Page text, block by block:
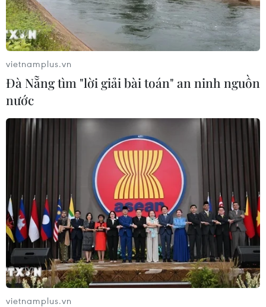
Mỹ áp thuế 15% đối với nguyên liệu
quan trọng để sản xuất chip
Đảng Cộng hòa đề xuất dự luật trao
thêm thẩm quyền thuế quan cho ông
Trump
Mỹ: Lãi suất thế chấp tăng lên mức
cao nhất kể từ tháng Bảy năm ngoái
07/08/2026 00:05
Google Wallet cho phép phụ huynh
thiết lập số dư an toàn của con cái
vietnamplus.vn
Đà Nẵng tìm "lời giải bài toán" an ninh nguồn
nước
vietnamplus.vn